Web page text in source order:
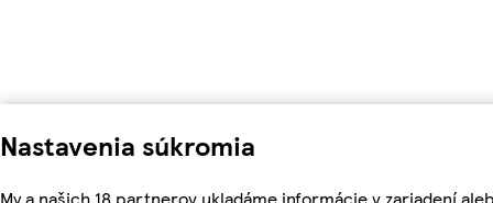
Nastavenia súkromia
My a našich 18 partnerov ukladáme informácie v zariadení